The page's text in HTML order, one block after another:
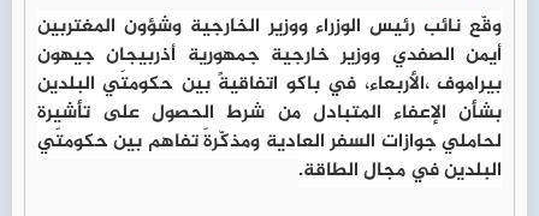
وقّع نائب رئيس الوزراء ووزير الخارجية وشؤون المغتربين
أيمن الصفدي ووزير خارجية جمهورية أذربيجان جيهون
بيراموف ،الأربعاء، في باكو اتفاقيةً بين حكومتَي البلدين
بشأن الإعفاء المتبادل من شرط الحصول على تأشيرة
لحاملي جوازات السفر العادية ومذكّرةَ تفاهم بين حكومتَي
البلدين في مجال الطاقة.